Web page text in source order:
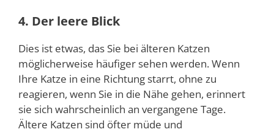
4. Der leere Blick
Dies ist etwas, das Sie bei älteren Katzen
möglicherweise häufiger sehen werden. Wenn
Ihre Katze in eine Richtung starrt, ohne zu
reagieren, wenn Sie in die Nähe gehen, erinnert
sie sich wahrscheinlich an vergangene Tage.
Ältere Katzen sind öfter müde und